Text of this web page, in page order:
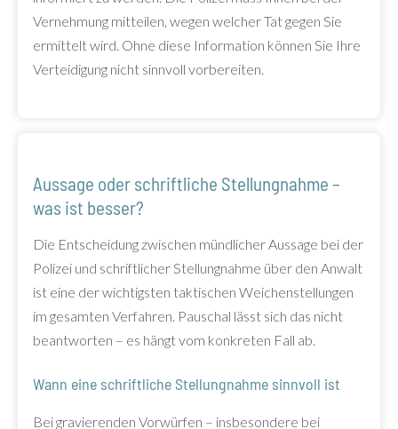
Vernehmung mitteilen, wegen welcher Tat gegen Sie
ermittelt wird. Ohne diese Information können Sie Ihre
Verteidigung nicht sinnvoll vorbereiten.
Aussage oder schriftliche Stellungnahme –
was ist besser?
Die Entscheidung zwischen mündlicher Aussage bei der
Polizei und schriftlicher Stellungnahme über den Anwalt
ist eine der wichtigsten taktischen Weichenstellungen
im gesamten Verfahren. Pauschal lässt sich das nicht
beantworten – es hängt vom konkreten Fall ab.
Wann eine schriftliche Stellungnahme sinnvoll ist
Bei gravierenden Vorwürfen – insbesondere bei